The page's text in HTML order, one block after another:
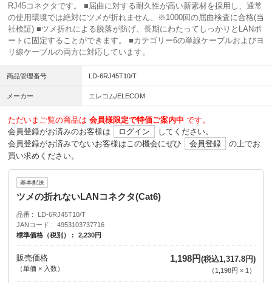
RJ45コネクタです。 ■屈曲に対する耐久性が高い新素材を採用し、通常
の使用環境では絶対にツメが折れません。※1000回の屈曲検査に合格(当
社検証) ■ツメ折れによる脱落が防げ、長期にわたってしっかりとLANポ
ートに固定することができます。 ■カテゴリー6の単線ケーブルおよびヨ
リ線ケーブルの両方に対応しています。
商品管理番号 LD-6RJ45T10/T
メーカー エレコム/ELECOM
ただいまご覧の商品は 会員様限定で特価ご案内中 です。
会員登録がお済みのお客様は
ログイン
してください。
会員登録がお済みでないお客様はこの機会にぜひ
会員登録
の上でお
買い求めください。
基本配送
ツメの折れないLANコネクタ(Cat6)
品番
LD-6RJ45T10/T
JANコード
4953103737716
標準価格（税別）
2,230円
販売価格
（単価 × 入数）
1,198円(税込1,317.8円)
（ 1,198円 × 1 ）